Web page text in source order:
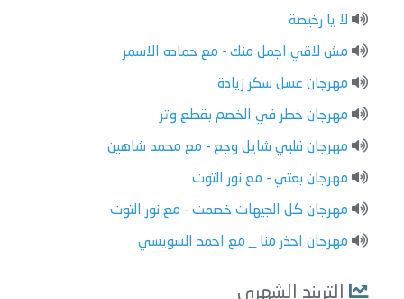
لا يا رخيصة
مش لاقي اجمل منك - مع حماده الاسمر
مهرجان عسل سكر زيادة
مهرجان خطر في الخصم بقطع وتر
مهرجان قلبي شايل وجع - مع محمد شاهين
مهرجان بعتي - مع نور التوت
مهرجان كل الجيهات خصمت - مع نور التوت
مهرجان احذر منا _ مع احمد السويسي
التريند الشهري